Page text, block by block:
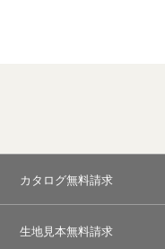
カタログ無料請求
生地見本無料請求